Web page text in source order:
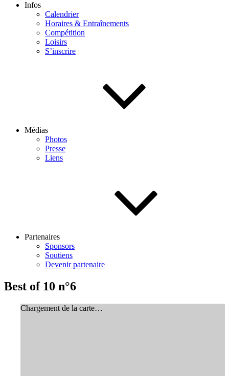
Infos
Calendrier
Horaires & Entraînements
Compétition
Loisirs
S’inscrire
Médias
Photos
Presse
Liens
Partenaires
Sponsors
Soutiens
Devenir partenaire
Best of 10 n°6
Chargement de la carte…